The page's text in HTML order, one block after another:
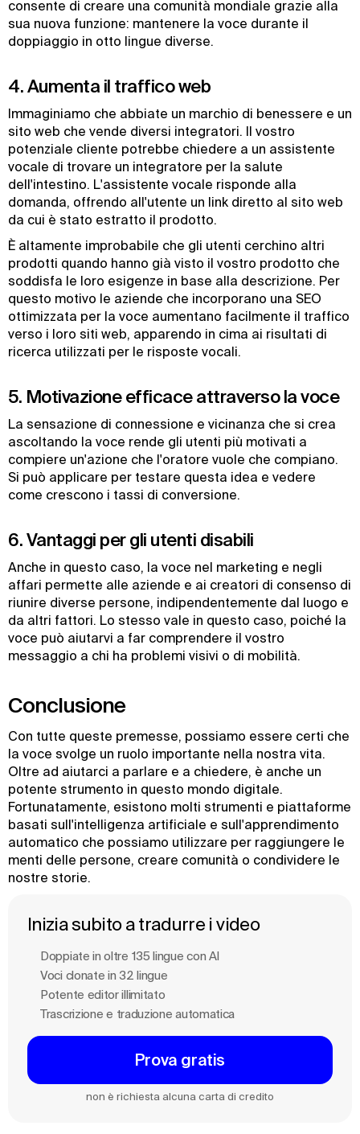
consente di creare una comunità mondiale grazie alla
sua nuova funzione: mantenere la voce durante il
doppiaggio in otto lingue diverse.
4. Aumenta il traffico web
Immaginiamo che abbiate un marchio di benessere e un
sito web che vende diversi integratori. Il vostro
potenziale cliente potrebbe chiedere a un assistente
vocale di trovare un integratore per la salute
dell'intestino. L'assistente vocale risponde alla
domanda, offrendo all'utente un link diretto al sito web
da cui è stato estratto il prodotto.
È altamente improbabile che gli utenti cerchino altri
prodotti quando hanno già visto il vostro prodotto che
soddisfa le loro esigenze in base alla descrizione. Per
questo motivo le aziende che incorporano una SEO
ottimizzata per la voce aumentano facilmente il traffico
verso i loro siti web, apparendo in cima ai risultati di
ricerca utilizzati per le risposte vocali.
5. Motivazione efficace attraverso la voce
La sensazione di connessione e vicinanza che si crea
ascoltando la voce rende gli utenti più motivati a
compiere un'azione che l'oratore vuole che compiano.
Si può applicare per testare questa idea e vedere
come crescono i tassi di conversione.
6. Vantaggi per gli utenti disabili
Anche in questo caso, la voce nel marketing e negli
affari permette alle aziende e ai creatori di consenso di
riunire diverse persone, indipendentemente dal luogo e
da altri fattori. Lo stesso vale in questo caso, poiché la
voce può aiutarvi a far comprendere il vostro
messaggio a chi ha problemi visivi o di mobilità.
Conclusione
Con tutte queste premesse, possiamo essere certi che
la voce svolge un ruolo importante nella nostra vita.
Oltre ad aiutarci a parlare e a chiedere, è anche un
potente strumento in questo mondo digitale.
Fortunatamente, esistono molti strumenti e piattaforme
basati sull'intelligenza artificiale e sull'apprendimento
automatico che possiamo utilizzare per raggiungere le
menti delle persone, creare comunità o condividere le
nostre storie.
Inizia subito a tradurre i video
Doppiate in oltre 135 lingue con Al
Voci clonate in 32 lingue
Potente editor illimitato
Trascrizione e traduzione automatica
Prova gratis
non è richiesta alcuna carta di credito